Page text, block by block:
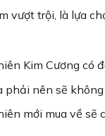
vượt trội, là lựa
Kim Cương có
phải nên sẽ
mới mua về